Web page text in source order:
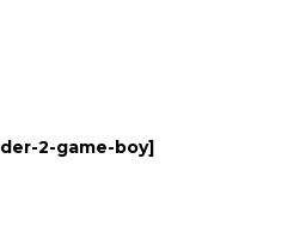
2-game-boy]